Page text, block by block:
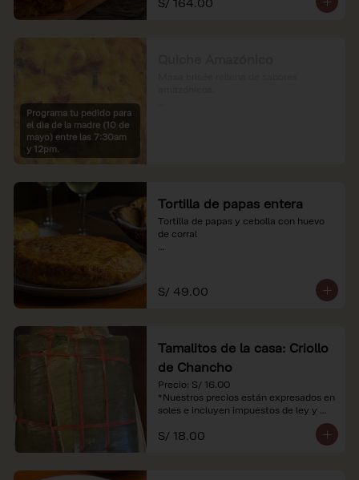
Programa tu pedido para
el dia de la madre (10 de
mayo) entre las 7:30am
y 12pm.
Tortilla de papas entera
Tortilla de papas y cebolla con huevo
de corral
S/ 49.00
Tamalitos de la casa: Criollo
de Chancho
Precio: S/ 16.00
*Nuestros precios están expresados en
soles e incluyen impuestos de ley y
S/ 18.00